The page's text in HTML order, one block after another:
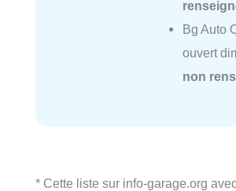
Bg Auto
ouvert
non
* Cette liste sur info-garage.org